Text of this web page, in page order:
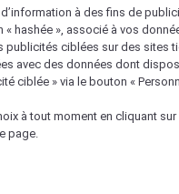
à des fins de
« hashée », associé à vos
publicités ciblées sur des sites
avec des données dont
ciblée » via le bouton «
à tout moment en cliquant
page.